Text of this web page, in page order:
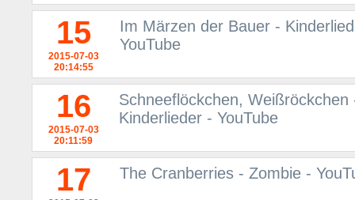
15
2015-07-03
20:14:55
Im Märzen der Bauer -
YouTube
16
2015-07-03
20:11:59
Schneeflöckchen,
Kinderlieder - YouTube
17 The Cranberries - Zombie -